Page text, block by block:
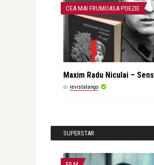
CEA MAI FRUMOASA POEZIE
Maxim Radu Niculai – Sens
de revistatango
SUPERSTAR